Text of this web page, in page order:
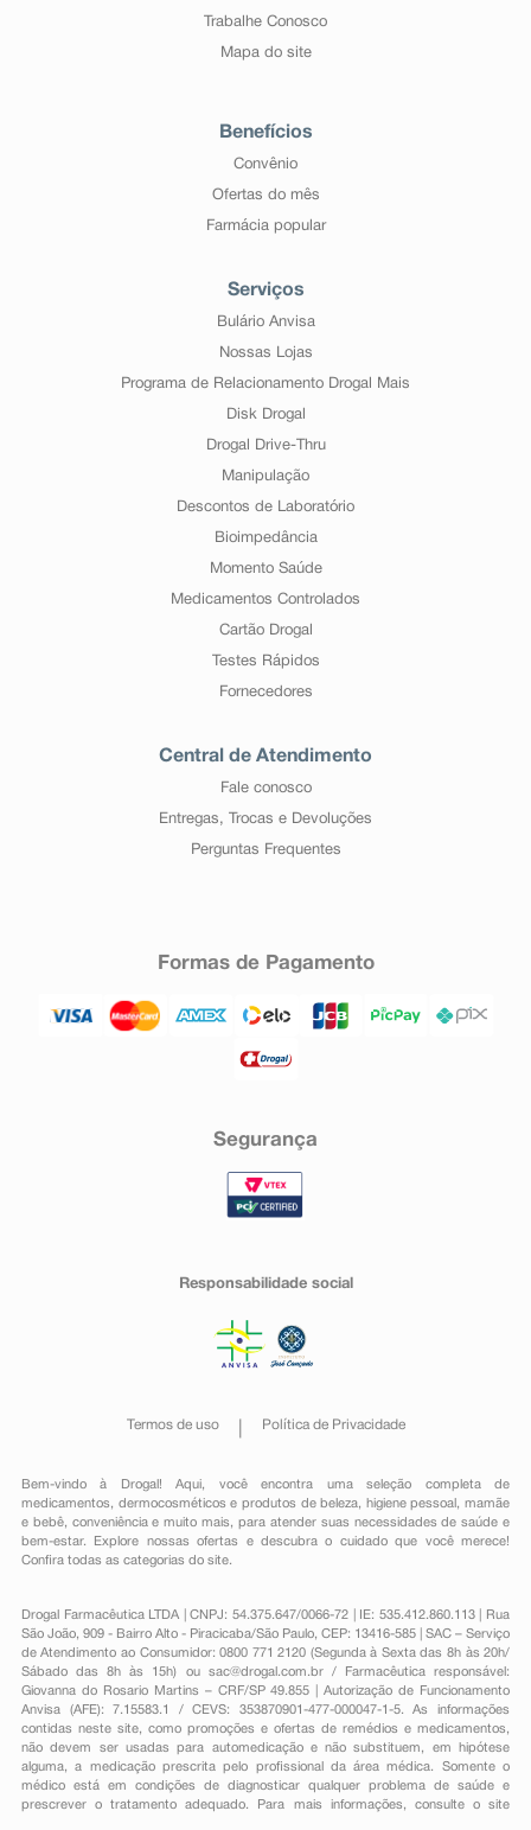
Trabalhe Conosco
Mapa do site
Benefícios
Convênio
Ofertas do mês
Farmácia popular
Serviços
Bulário Anvisa
Nossas Lojas
Programa de Relacionamento Drogal Mais
Disk Drogal
Drogal Drive-Thru
Manipulação
Descontos de Laboratório
Bioimpedância
Momento Saúde
Medicamentos Controlados
Cartão Drogal
Testes Rápidos
Fornecedores
Central de Atendimento
Fale conosco
Entregas, Trocas e Devoluções
Perguntas Frequentes
Formas de Pagamento
Segurança
Responsabilidade social
Termos de uso Política de Privacidade
Bem-vindo à Drogal! Aqui, você encontra uma seleção completa de
medicamentos , dermocosméticos e produtos de beleza, higiene pessoal ,mamãe
e bebê, conveniênciae muito mais, para atender suas necessidades de saúde e
bem-estar. Explore nossas ofertas e descubra o cuidado que você merece!
Confira todas as categorias do site.
Drogal Farmacêutica LTDA | CNPJ: 54.375.647/0066-72 | IE: 535.412.860.113 | Rua
São João, 909 - Bairro Alto - Piracicaba/São Paulo, CEP: 13416-585 | SAC – Serviço
de Atendimento ao Consumidor: 0800 771 2120 (Segunda à Sexta das 8h às 20h/
Sábado das 8h às 15h) ou sac@drogal.com.br/ Farmacêutica responsável:
Giovanna do Rosario Martins – CRF/SP 49.855 | Autorização de Funcionamento
Anvisa (AFE): 7.15583.1 / CEVS: 353870901-477-000047-1-5. As informações
contidas neste site, como promoções e ofertas de remédios e medicamentos,
não devem ser usadas para automedicação e não substituem, em hipótese
alguma, a medicação prescrita pelo profissional da área médica. Somente o
médico está em condições de diagnosticar qualquer problema de saúde e
prescrever o tratamento adequado. Para mais informações, consulte o site